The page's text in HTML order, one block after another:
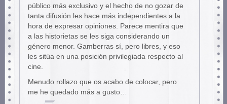
público más exclusivo y el hecho de no gozar de
tanta difusión les hace más independientes a la
hora de expresar opiniones. Parece mentira que
a las historietas se les siga considerando un
género menor. Gamberras sí, pero libres, y eso
les sitúa en una posición privilegiada respecto al
cine.
Menudo rollazo que os acabo de colocar, pero
me he quedado más a gusto…